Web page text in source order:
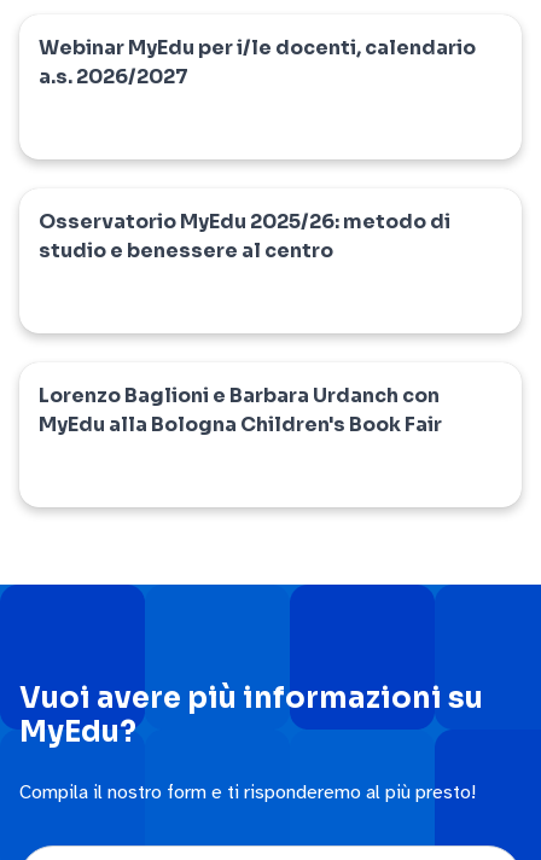
myedu
Webinar MyEdu per i/le docenti, calendario
a.s. 2026/2027
myedu
Osservatorio MyEdu 2025/26: metodo di
studio e benessere al centro
myedu
Lorenzo Baglioni e Barbara Urdanch con
MyEdu alla Bologna Children's Book Fair
Vuoi avere più informazioni su
MyEdu?
Compila il nostro form e ti risponderemo al più presto!